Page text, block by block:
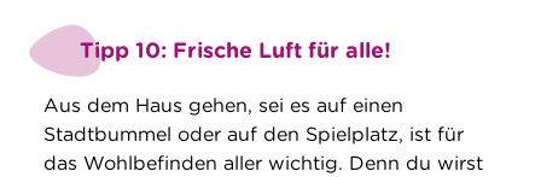
Tipp 10: Frische Luft für alle!
Aus dem Haus gehen, sei es auf einen
Stadtbummel oder auf den Spielplatz, ist für
das Wohlbefinden aller wichtig. Denn du wirst